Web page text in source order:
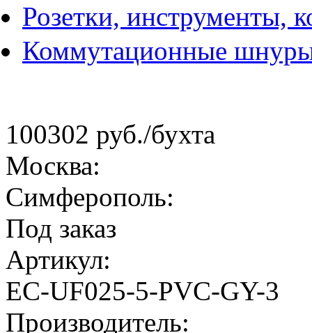
Розетки, инструменты,
Коммутационные
100302 руб./бухта
Москва:
Симферополь:
Под заказ
Артикул:
EC-UF025-5-PVC-GY-3
Производитель: